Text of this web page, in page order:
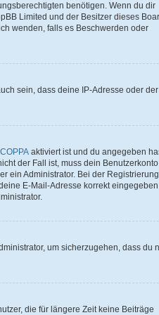
benötigen. Wenn du dir
Limited und der Besitzer dieses
wenden, falls es Beschwerden oder
sein, dass deine IP-Adresse oder der
COPPA aktiviert ist und du angegeben
der Fall ist, muss dein Benutzerkonto
ein Administrator. Bei der Registrierung
E-Mail-Adresse korrekt
um sicherzugehen, dass du
die für längere Zeit keine Beiträge